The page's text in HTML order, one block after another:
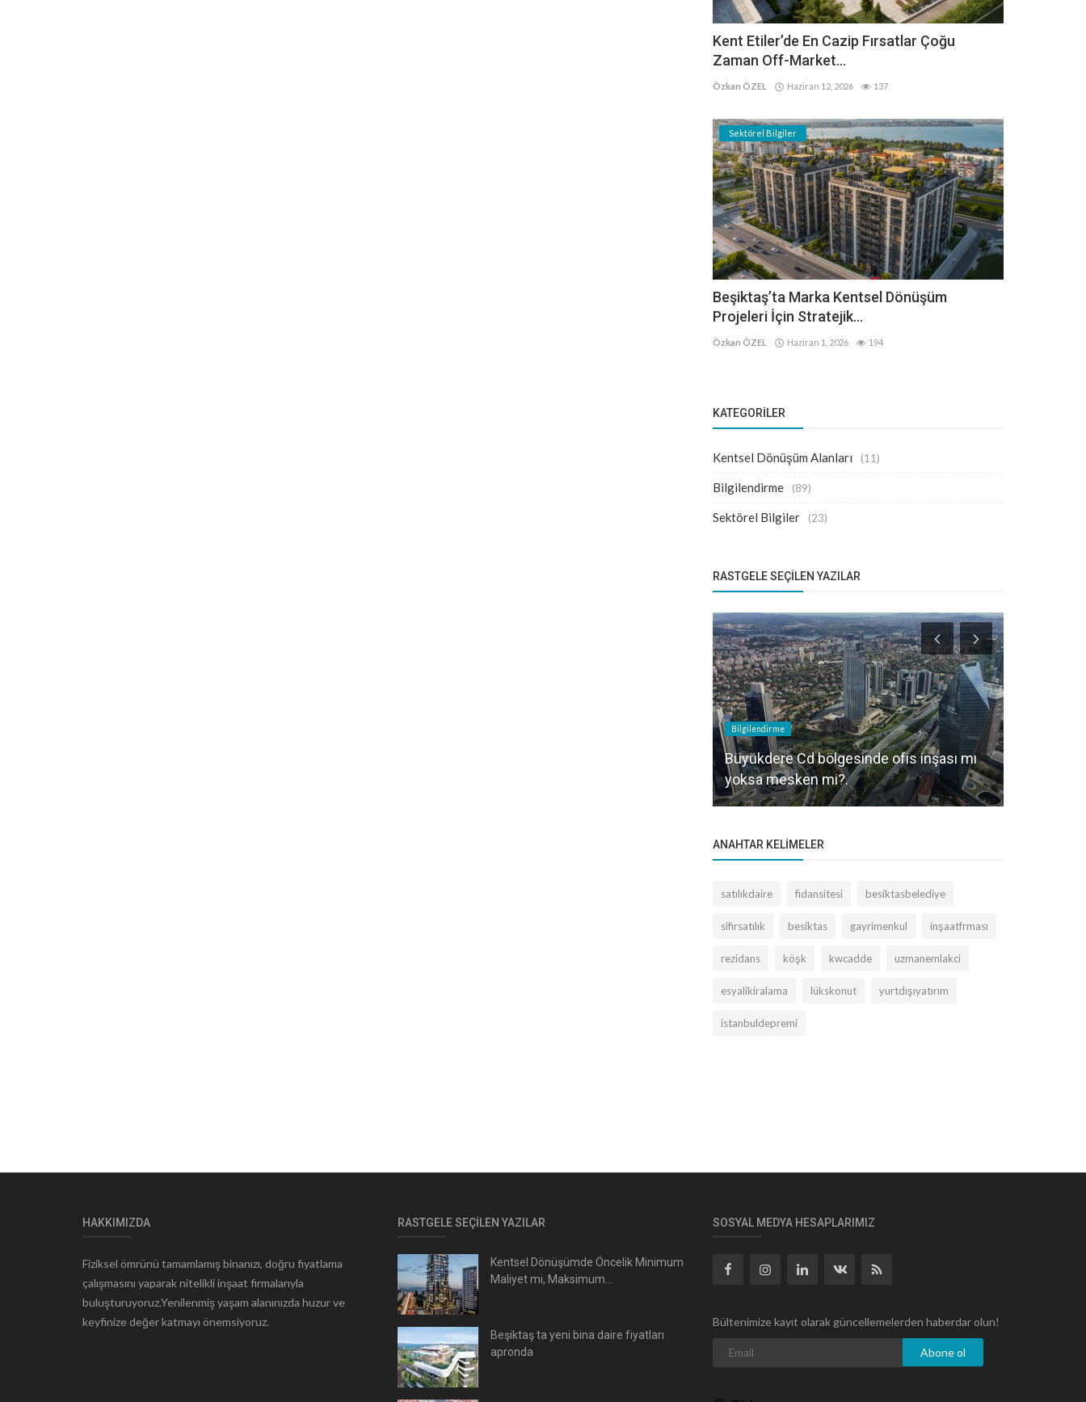
Kent Etiler’de En Cazip Fırsatlar Çoğu
Zaman Off-Market...
Özkan ÖZEL Haziran 12, 2026 137
Sektörel Bilgiler
Beşiktaş’ta Marka Kentsel Dönüşüm
Projeleri İçin Stratejik...
Özkan ÖZEL Haziran 1, 2026 194
KATEGORILER
Kentsel Dönüşüm Alanları (11)
Bilgilendirme (89)
Sektörel Bilgiler (23)
RASTGELE SEÇILEN YAZILAR
Bilgilendirme
Büyükdere Cd bölgesinde ofis inşası mı
yoksa mesken mi?.
ANAHTAR KELIMELER
satılıkdaire fidansitesi besiktasbelediye
sifirsatılık besiktas gayrimenkul inşaatfrması
rezidans köşk kwcadde uzmanemlakci
esyalikiralama lükskonut yurtdışıyatırım
istanbuldepremi
HAKKIMIZDA
Fiziksel ömrünü tamamlamış binanızı, doğru fiyatlama
çalışmasını yaparak nitelikli inşaat firmalarıyla
buluşturuyoruz.Yenilenmiş yaşam alanınızda huzur ve
keyfinize değer katmayı önemsiyoruz.
RASTGELE SEÇILEN YAZILAR
Kentsel Dönüşümde Öncelik Minimum
Maliyet mi, Maksimum...
Beşiktaş ta yeni bina daire fiyatları
apronda
SOSYAL MEDYA HESAPLARIMIZ
Bültenimize kayıt olarak güncellemelerden haberdar olun!
Abone ol